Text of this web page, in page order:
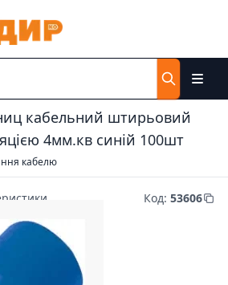
кабельний штирьовий
4мм.кв синій 100шт
кабелю
Код: 53606